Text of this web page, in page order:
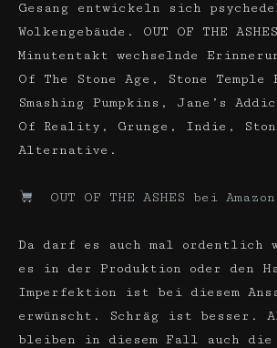
Gesang entwickeln sich
Wolkengebäude. OUT OF THE
Minutentakt wechselnde
Of The Stone Age, Stone
Smashing Pumpkins, Jane’s
Of Reality, Grunge, Indie,
Alternative.
OUT OF THE ASHES bei Amazon
Da darf es auch mal ordentlich
es in der Produktion oder den
Imperfektion ist bei diesem
erwünscht. Schräg ist besser.
bleiben in diesem Fall auch